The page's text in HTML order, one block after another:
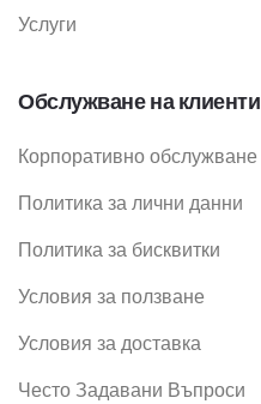
Услуги
Обслужване на клиенти
Корпоративно обслужване
Политика за лични данни
Политика за бисквитки
Условия за ползване
Условия за доставка
Често Задавани Въпроси